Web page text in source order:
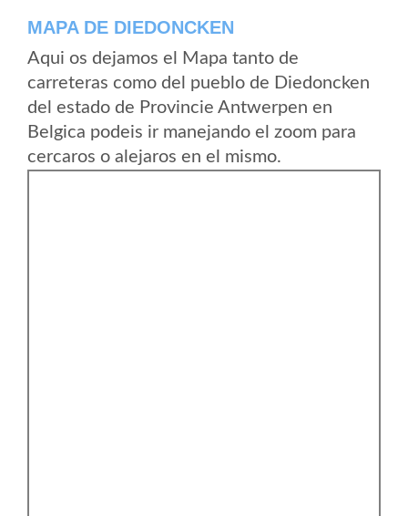
MAPA DE DIEDONCKEN
Aqui os dejamos el Mapa tanto de
carreteras como del pueblo de Diedoncken
del estado de Provincie Antwerpen en
Belgica podeis ir manejando el zoom para
cercaros o alejaros en el mismo.